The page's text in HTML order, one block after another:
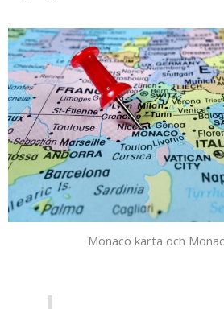
Monaco karta och